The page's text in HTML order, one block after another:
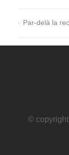
Par-delà la
©